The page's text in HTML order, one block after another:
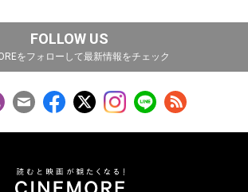
FOLLOW US
をフォローして最新情報をチェック